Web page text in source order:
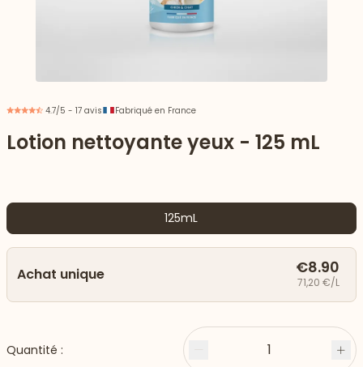
vers le bas
4.7/5 - 17 avis Fabriqué en France
Lotion nettoyante yeux - 125 mL
125mL
Achat unique €8.90
71,20 €/L
Quantité : Moins 1